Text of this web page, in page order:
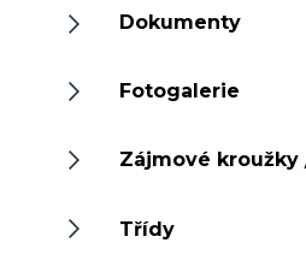
Dokumenty
Fotogalerie
Zájmové
Třídy